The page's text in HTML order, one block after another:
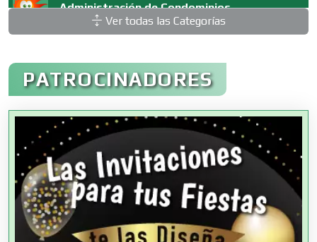
Administración de Condominios
Administración de Empresas
Agencias Aduanales
Agencias de Autos
Agencias de Cobranza
Ver todas las Categorías
PATROCINADORES